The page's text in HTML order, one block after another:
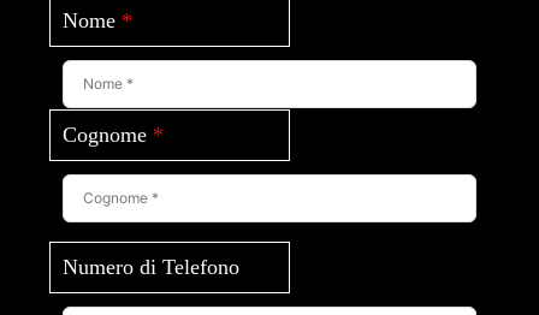
Nome *
Cognome *
Numero di Telefono